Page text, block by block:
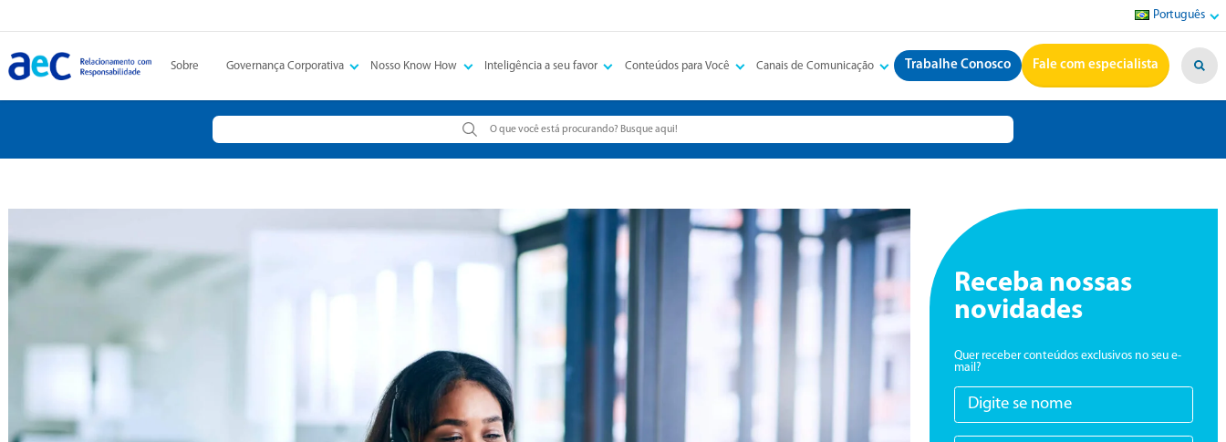
Português
Sobre Governança Corporativa Nosso Know How Inteligência a seu favor Conteúdos para Você Canais de Comunicação Trabalhe Conosco Fale com especialista
Receba nossas
novidades
Quer receber conteúdos exclusivos no seu e-
mail?